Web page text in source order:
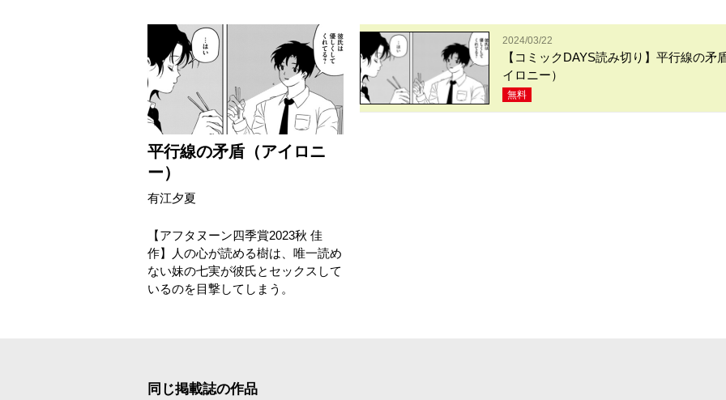
平行線の矛盾（アイロニ
ー）
有江夕夏
【アフタヌーン四季賞2023秋 佳
作】人の心が読める樹は、唯一読め
ない妹の七実が彼氏とセックスして
いるのを目撃してしまう。
2024/03/22
【コミックDAYS読み切り】平行線の矛
イロニー）
無料
同じ掲載誌の作品